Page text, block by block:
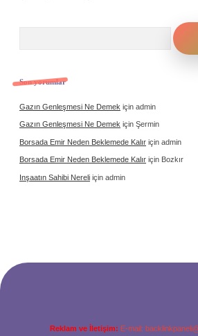
Son yorumlar
Gazın Genleşmesi Ne Demek için admin
Gazın Genleşmesi Ne Demek için Şermin
Borsada Emir Neden Beklemede Kalır için admin
Borsada Emir Neden Beklemede Kalır için Bozkır
Inşaatın Sahibi Nereli için admin
Reklam ve İletişim: E-mail: